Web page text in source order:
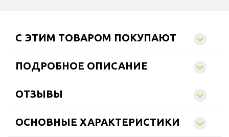
C ЭТИМ ТОВАРОМ ПОКУПАЮТ
ПОДРОБНОЕ ОПИСАНИЕ
ОТЗЫВЫ
ОСНОВНЫЕ ХАРАКТЕРИСТИКИ